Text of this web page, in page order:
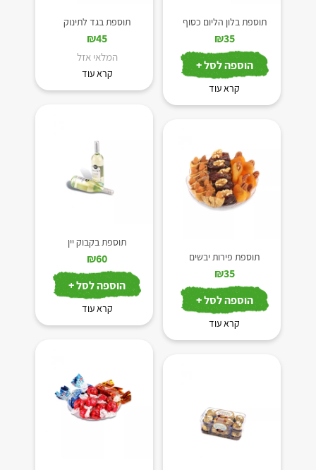
תוספת בגד לתינוק
₪45
המלאי אזל
קרא עוד
תוספת בלון הליום כסוף
₪35
הוספה לסל +
קרא עוד
תוספת בקבוק יין
₪60
הוספה לסל +
קרא עוד
תוספת פירות יבשים
₪35
הוספה לסל +
קרא עוד